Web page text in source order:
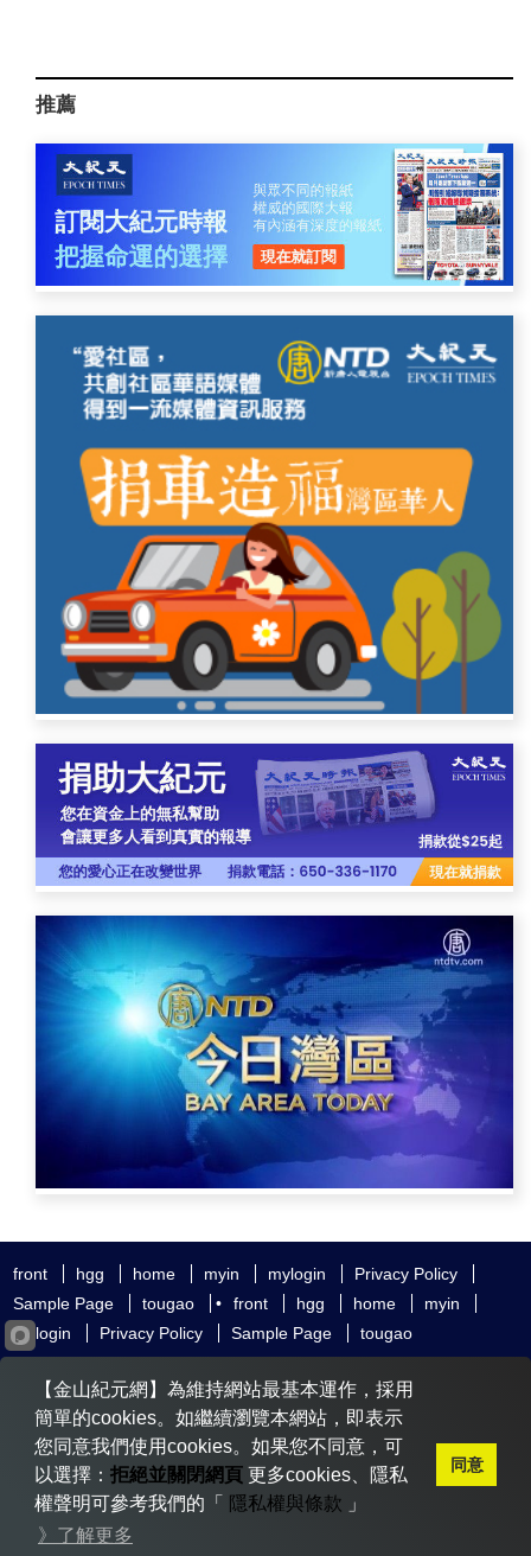
推薦
front hgg home myin mylogin
Privacy Policy
Sample Page
tougao • front hgg home
myin
mylogin
Privacy Policy Sample Page tougao
友好鏈接 追查國際 新唐人電視
神韻藝術團
大紀元時報
希望之聲 全球退黨服務中心 明慧網
無界網
Copyright © 2020-2026 金山紀元. All Rights Reserved.
【金山紀元網】為維持網站最基本運作，採用
簡單的cookies。如繼續瀏覽本網站，即表示
您同意我們使用cookies。如果您不同意，可
以選擇： 拒絕並關閉網頁更多cookies、隱私
權聲明可參考我們的「
隱私權與條款 」
》了解更多
同意